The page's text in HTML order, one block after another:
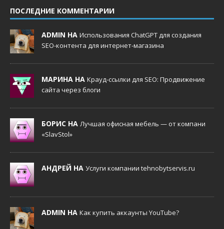
ПОСЛЕДНИЕ КОММЕНТАРИИ
ADMIN НА Использования ChatGPT для создания
SEO-контента для интернет-магазина
МАРИНА НА Крауд-ссылки для SEO: Продвижение
сайта через блоги
БОРИС НА Лучшая офисная мебель — от компани
«SlavStol»
АНДРЕЙ НА Услуги компании tehnobytservis.ru
ADMIN НА Как купить аккаунты YouTube?